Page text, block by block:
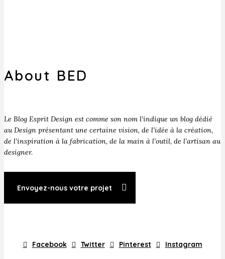
About BED
Le Blog Esprit Design est comme son nom l’indique un blog dédié
au Design présentant une certaine vision, de l’idée à la création,
de l’inspiration à la fabrication, de la main à l’outil, de l’artisan au
designer.
Envoyez-nous votre projet
Facebook Twitter Pinterest Instagram